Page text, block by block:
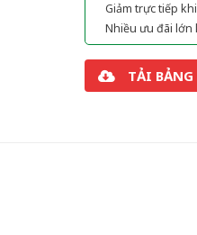
Giảm trực tiếp
Nhiều ưu đãi lớn
TẢI